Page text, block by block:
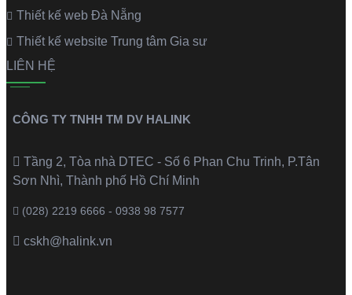
Thiết kế web Đà Nẵng
Thiết kế website Trung tâm Gia sư
LIÊN HỆ
CÔNG TY TNHH TM DV HALINK
Tầng 2, Tòa nhà DTEC - Số 6 Phan Chu Trinh, P.Tân
Sơn Nhì, Thành phố Hồ Chí Minh
(028) 2219 6666 - 0938 98 7577
cskh@halink.vn